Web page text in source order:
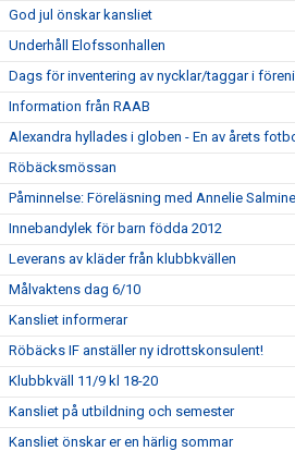
God jul önskar kansliet
Underhåll Elofssonhallen
Dags för inventering av nycklar/taggar i
Information från RAAB
Alexandra hyllades i globen - En av årets
Röbäcksmössan
Påminnelse: Föreläsning med Annelie
Innebandylek för barn födda 2012
Leverans av kläder från klubbkvällen
Målvaktens dag 6/10
Kansliet informerar
Röbäcks IF anställer ny idrottskonsulent!
Klubbkväll 11/9 kl 18-20
Kansliet på utbildning och semester
Kansliet önskar er en härlig sommar